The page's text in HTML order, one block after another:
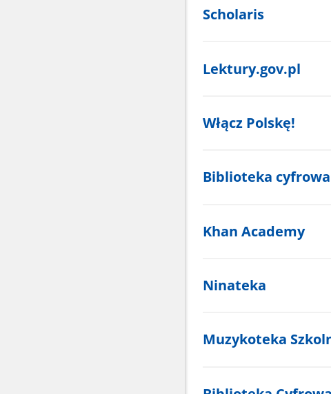
Scholaris
Lektury.gov.pl
Włącz Polskę!
Biblioteka cyfrowa
Khan Academy
Ninateka
Muzykoteka